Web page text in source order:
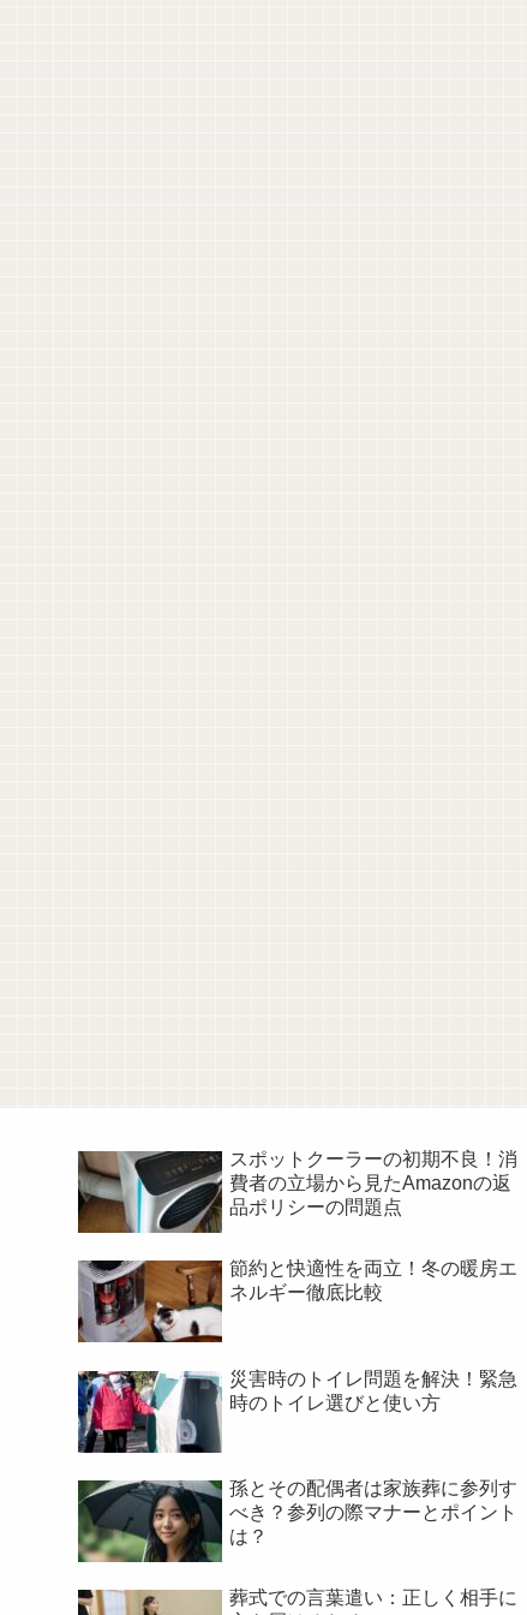
スポットクーラーの初期不良！消
費者の立場から見たAmazonの返
品ポリシーの問題点
節約と快適性を両立！冬の暖房エ
ネルギー徹底比較
災害時のトイレ問題を解決！緊急
時のトイレ選びと使い方
孫とその配偶者は家族葬に参列す
べき？参列の際マナーとポイント
は？
葬式での言葉遣い：正しく相手に